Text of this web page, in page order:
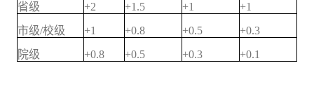
省级
+2 +1.5 +1
+1
市级/校级
+1 +0.8 +0.5
+0.3
院级
+0.8 +0.5 +0.3 +0.1